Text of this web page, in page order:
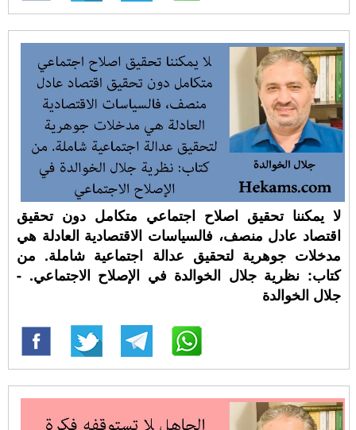
لا يمكننا تحقيق اصلاح اجتماعي متكامل دون تحقيق
اقتصاد عادل منصف، فالسياسات الاقتصادية العادلة هي
مدخلات جوهرية لتحقيق عدالة اجتماعية شاملة. من
كتاب: نظرية جلال الخوالدة في الإصلاح الاجتماعي. -
جلال الخوالدة